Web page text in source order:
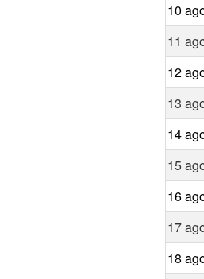
10
11
12
13
14
15
16
17
18